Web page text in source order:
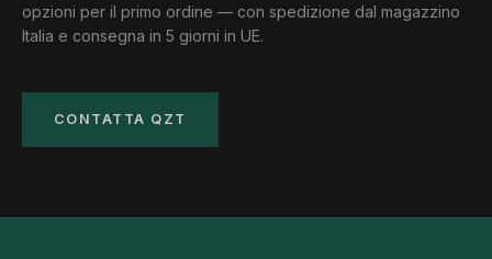
opzioni per il primo ordine — con spedizione dal magazzino
Italia e consegna in 5 giorni in UE.
CONTATTA QZT